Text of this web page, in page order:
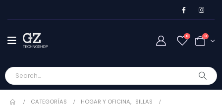
0 0
CATEGORÍAS HOGAR Y OFICINA, SILLAS